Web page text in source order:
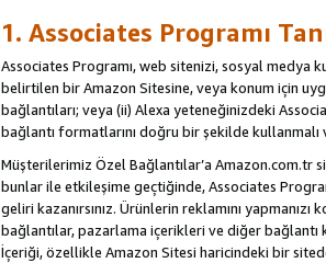
1. Associates Programı
Associates Programı, web sitenizi, sosyal medya
belirtilen bir Amazon Sitesine, veya konum için
bağlantıları; veya (ii) Alexa yeteneğinizdeki
bağlantı formatlarını doğru bir şekilde kullanmalı
Müşterilerimiz Özel Bağlantılar’a Amazon.com.tr
bunlar ile etkileşime geçtiğinde, Associates
geliri kazanırsınız. Ürünlerin reklamını
bağlantılar, pazarlama içerikleri ve diğer
İçeriği, özellikle Amazon Sitesi haricindeki bir